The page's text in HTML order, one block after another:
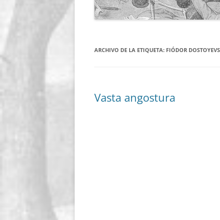
ARCHIVO DE LA ETIQUETA: FIÓDOR
Vasta angostura